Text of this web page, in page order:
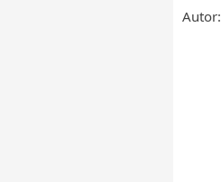
Autor: